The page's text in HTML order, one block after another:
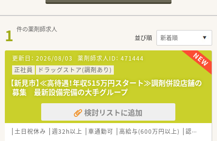
1 件の薬剤師求人
並び順
更新日： 2026/08/03 薬剤師求人ID： 471444
正社員
ドラッグストア(調剤あり)
【新見市】≪高待遇！年収515万円スタート≫調剤併設店舗の
募集 最新設備完備の大手グループ
検討リストに追加
土日祝休み 週32h以上 車通勤可 高給与(600万円以上) 認定薬剤師取得支援あり